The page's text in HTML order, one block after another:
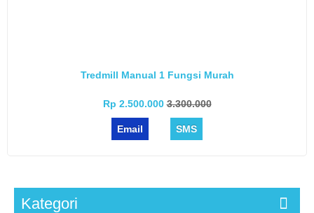
Tredmill Manual 1 Fungsi Murah
Rp 2.500.0003.300.000
Email SMS
Kategori